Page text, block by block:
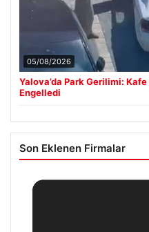
05/08/2026
Yalova’da Park Gerilimi:
Engelledi
Son Eklenen Firmalar